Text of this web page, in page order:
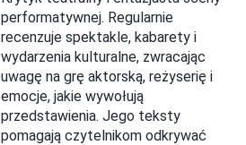
performatywnej. Regularnie
recenzuje spektakle, kabarety i
wydarzenia kulturalne, zwracając
uwagę na grę aktorską, reżyserię i
emocje, jakie wywołują
przedstawienia. Jego teksty
pomagają czytelnikom odkrywać